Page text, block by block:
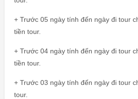
+ Trước 05 ngày tính đến ngày đi tour
tiền tour.
+ Trước 04 ngày tính đến ngày đi tour
tiền tour.
+ Trước 03 ngày tính đến ngày đi tour
tour.